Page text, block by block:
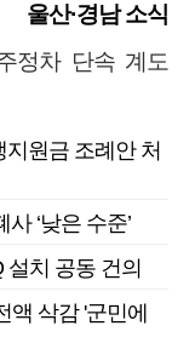
울산·경남 소식
정차 단속 계도
원금 조례안 처
‘낮은 수준’
치 공동 건의
삭감 '군민에